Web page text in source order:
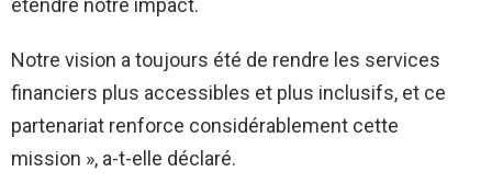
étendre notre impact.
Notre vision a toujours été de rendre les services
financiers plus accessibles et plus inclusifs, et ce
partenariat renforce considérablement cette
mission », a-t-elle déclaré.